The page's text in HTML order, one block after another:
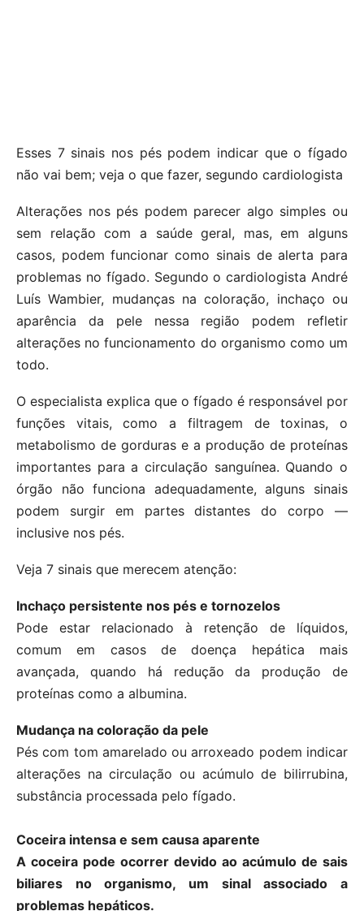
Esses 7 sinais nos pés podem indicar que o fígado
não vai bem; veja o que fazer, segundo cardiologista
Alterações nos pés podem parecer algo simples ou
sem relação com a saúde geral, mas, em alguns
casos, podem funcionar como sinais de alerta para
problemas no fígado. Segundo o cardiologista André
Luís Wambier, mudanças na coloração, inchaço ou
aparência da pele nessa região podem refletir
alterações no funcionamento do organismo como um
todo.
O especialista explica que o fígado é responsável por
funções vitais, como a filtragem de toxinas, o
metabolismo de gorduras e a produção de proteínas
importantes para a circulação sanguínea. Quando o
órgão não funciona adequadamente, alguns sinais
podem surgir em partes distantes do corpo —
inclusive nos pés.
Veja 7 sinais que merecem atenção:
Inchaço persistente nos pés e tornozelos
Pode estar relacionado à retenção de líquidos,
comum em casos de doença hepática mais
avançada, quando há redução da produção de
proteínas como a albumina.
Mudança na coloração da pele
Pés com tom amarelado ou arroxeado podem indicar
alterações na circulação ou acúmulo de bilirrubina,
substância processada pelo fígado.
Coceira intensa e sem causa aparente
A coceira pode ocorrer devido ao acúmulo de sais
biliares no organismo, um sinal associado a
problemas hepáticos.